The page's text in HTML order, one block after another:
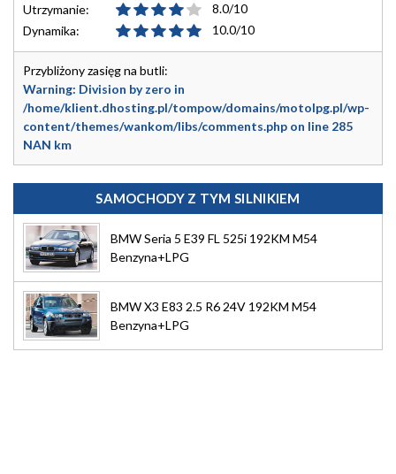
Utrzymanie:
8.0/10
Dynamika:
10.0/10
Przybliżony zasięg na butli:
Warning: Division by zero in
/home/klient.dhosting.pl/tompow/domains/motolpg.pl/wp-
content/themes/wankom/libs/comments.php on line 285
NAN km
SAMOCHODY Z TYM SILNIKIEM
BMW Seria 5 E39 FL 525i 192KM M54
Benzyna+LPG
BMW X3 E83 2.5 R6 24V 192KM M54
Benzyna+LPG